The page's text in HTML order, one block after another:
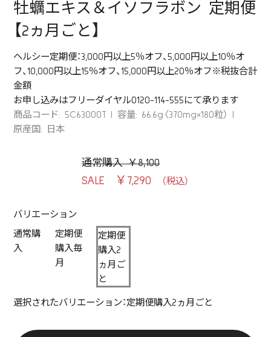
牡蠣エキス＆イソフラボン 定期便
【2ヵ月ごと】
ヘルシー定期便：3,000円以上5％オフ、5,000円以上10％オ
フ、10,000円以上15％オフ、15,000円以上20％オフ※税抜合計
金額
お申し込みはフリーダイヤル0120-114-555にて承ります
商品コード: 5C63000T
容量: 66.6g〈370mg×180粒）
原産国: 日本
通常購入 ￥8,100
￥7,290
バリエーション
通常購
入
定期便
購入毎
月
定期便
購入2
ヵ月ご
と
選択されたバリエーション：定期便購入2ヵ月ごと